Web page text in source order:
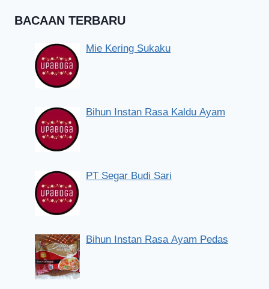
BACAAN TERBARU
Mie Kering Sukaku
Bihun Instan Rasa Kaldu Ayam
PT Segar Budi Sari
Bihun Instan Rasa Ayam Pedas